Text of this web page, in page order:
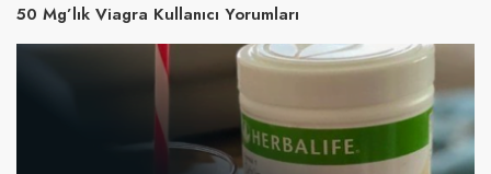
50 Mg’lık Viagra Kullanıcı Yorumları